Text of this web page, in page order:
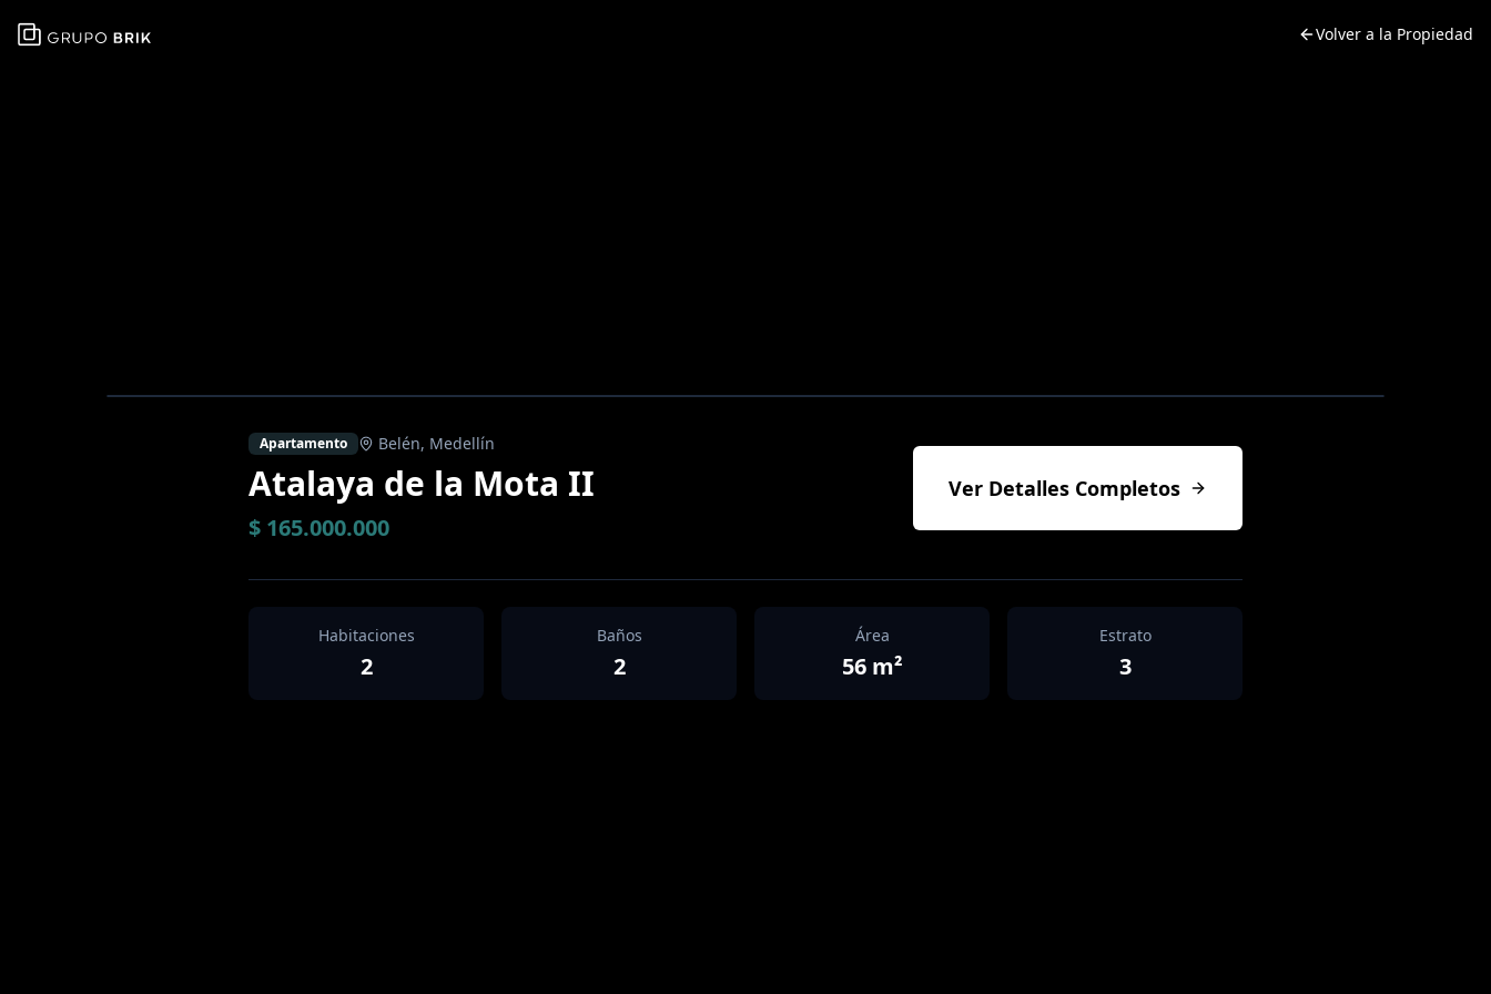
Volver a la Propiedad
Apartamento Belén, Medellín
Atalaya de la Mota II
$ 165.000.000
Ver Detalles Completos
Habitaciones
2
Baños
2
Área
56m²
Estrato
3